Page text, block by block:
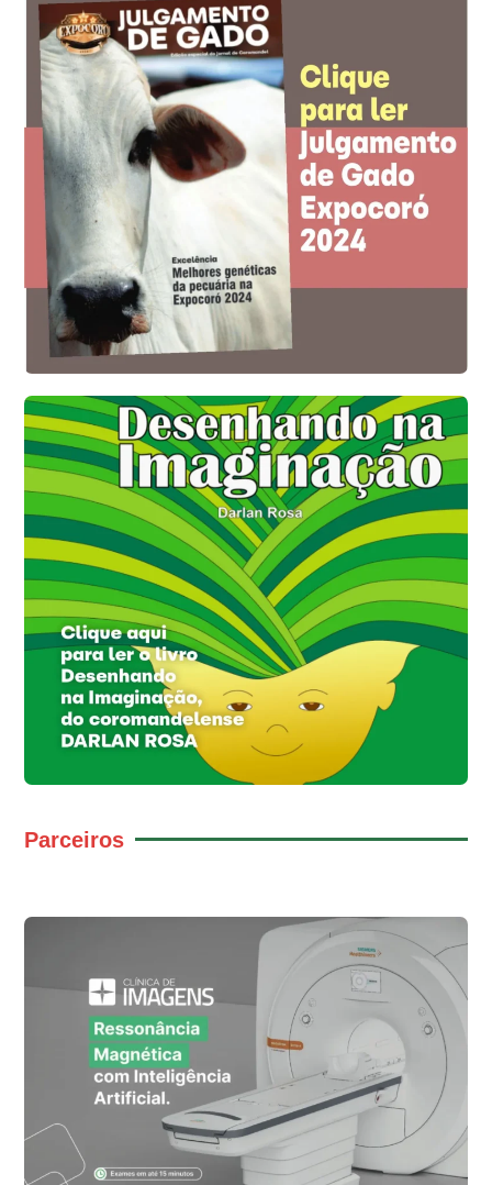
Parceiros